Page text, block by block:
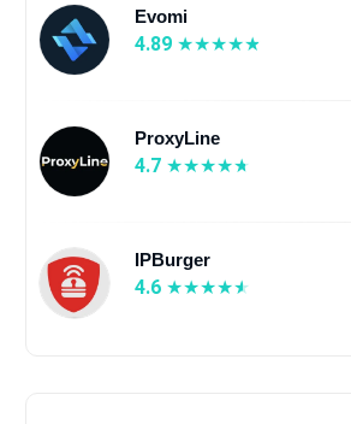
Evomi
4.89
ProxyLine
4.7
IPBurger
4.6